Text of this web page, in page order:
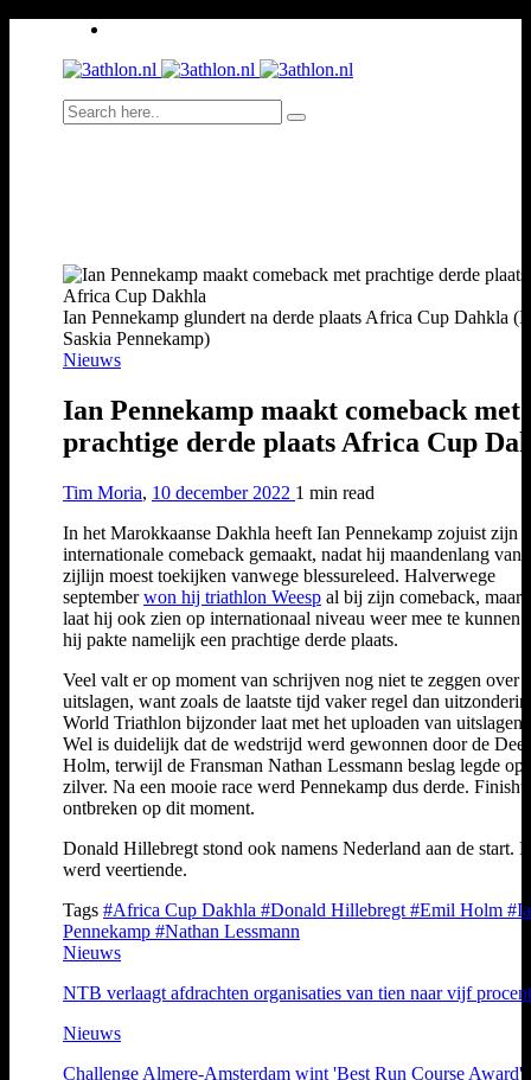
Ian Pennekamp glundert na derde plaats Africa Cup Dahkla
Saskia Pennekamp)
Nieuws
Ian Pennekamp maakt comeback met
prachtige derde plaats Africa Cup
Tim Moria, 10 december 2022 1 min read
In het Marokkaanse Dakhla heeft Ian Pennekamp zojuist zijn
internationale comeback gemaakt, nadat hij maandenlang
zijlijn moest toekijken vanwege blessureleed. Halverwege
septemberwon hij triathlon Weesp al bij zijn comeback, maar
laat hij ook zien op internationaal niveau weer mee te kunnen
hij pakte namelijk een prachtige derde plaats.
Veel valt er op moment van schrijven nog niet te zeggen over
uitslagen, want zoals de laatste tijd vaker regel dan
World Triathlon bijzonder laat met het uploaden van
Wel is duidelijk dat de wedstrijd werd gewonnen door de
Holm, terwijl de Fransman Nathan Lessmann beslag legde op
zilver. Na een mooie race werd Pennekamp dus derde.
ontbreken op dit moment.
Donald Hillebregt stond ook namens Nederland aan de start.
werd veertiende.
Tags #Africa Cup Dakhla #Donald Hillebregt #Emil Holm
Pennekamp #Nathan Lessmann
Nieuws
NTB verlaagt afdrachten organisaties van tien naar vijf procent
Nieuws
Challenge Almere-Amsterdam wint 'Best Run Course Award'